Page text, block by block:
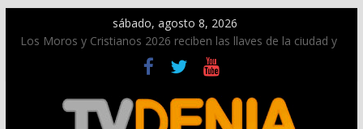
sábado, agosto 8, 2026
Los Moros y Cristianos 2026 reciben las llaves de la ciudad y
dan inicio a las fiestas en Dénia
El bando moro protagonista en la Segunda Entraeta Festera
Paco Adsuar dona al Arxiu de Dénia más de 50.000 imágenes
de la memoria visual de la ciudad